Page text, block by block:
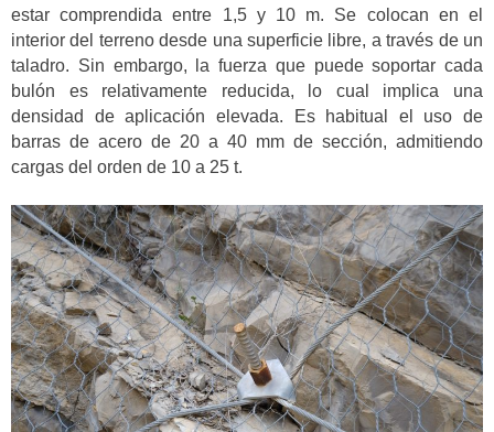
estar comprendida entre 1,5 y 10 m. Se colocan en el
interior del terreno desde una superficie libre, a través de un
taladro. Sin embargo, la fuerza que puede soportar cada
bulón es relativamente reducida, lo cual implica una
densidad de aplicación elevada. Es habitual el uso de
barras de acero de 20 a 40 mm de sección, admitiendo
cargas del orden de 10 a 25 t.